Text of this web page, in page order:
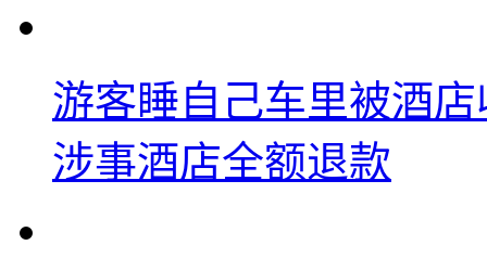
游客睡自己车里被酒
涉事酒店全额退款